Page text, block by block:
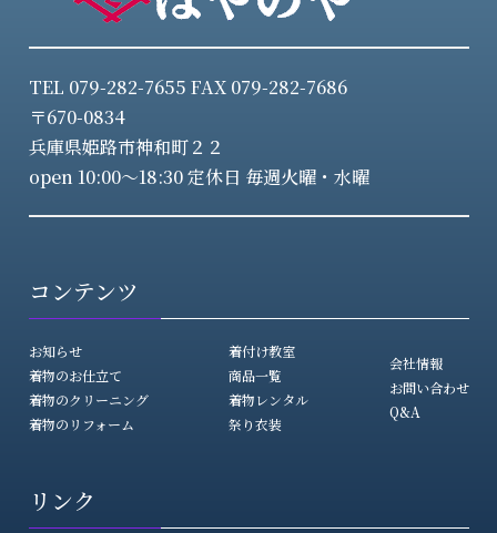
TEL 079-282-7655 FAX 079-282-7686
〒670-0834
兵庫県姫路市神和町２２
open 10:00～18:30 定休日 毎週火曜・水曜
コンテンツ
お知らせ
着物のお仕立て
着物のクリーニング
着物のリフォーム
着付け教室
商品一覧
着物レンタル
祭り衣装
会社情報
お問い合わせ
Q&A
リンク